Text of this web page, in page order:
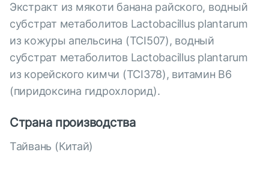
Экстракт из мякоти банана райского, водный
субстрат метаболитов Lactobacillus plantarum
из кожуры апельсина (TCI507), водный
субстрат метаболитов Lactobacillus plantarum
из корейского кимчи (TCI378), витамин В6
(пиридоксина гидрохлорид).
Страна производства
Тайвань (Китай)